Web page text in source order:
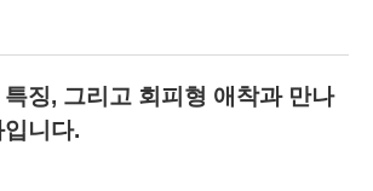
징, 그리고 회피형 애착과 만나
니다.